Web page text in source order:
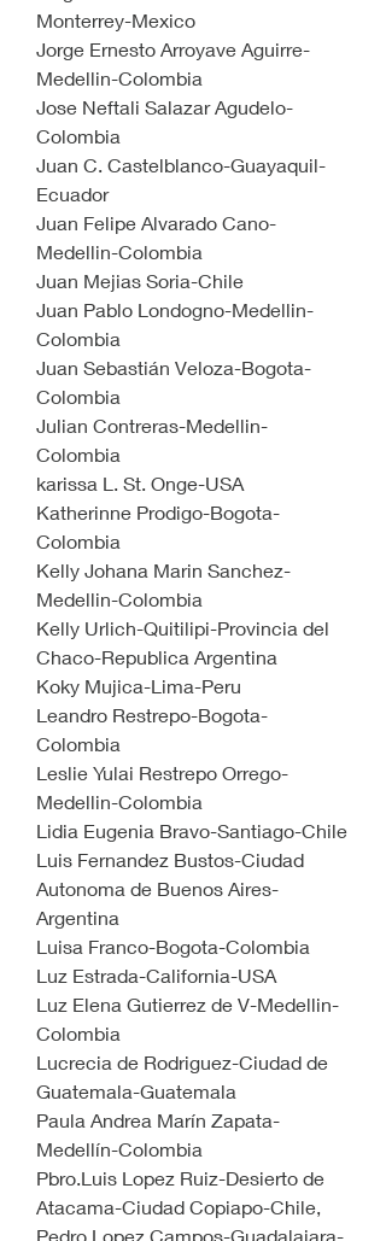
Monterrey-Mexico
Jorge Ernesto Arroyave Aguirre-
Medellin-Colombia
Jose Neftali Salazar Agudelo-
Colombia
Juan C. Castelblanco-Guayaquil-
Ecuador
Juan Felipe Alvarado Cano-
Medellin-Colombia
Juan Mejias Soria-Chile
Juan Pablo Londogno-Medellin-
Colombia
Juan Sebastián Veloza-Bogota-
Colombia
Julian Contreras-Medellin-
Colombia
karissa L. St. Onge-USA
Katherinne Prodigo-Bogota-
Colombia
Kelly Johana Marin Sanchez-
Medellin-Colombia
Kelly Urlich-Quitilipi-Provincia del
Chaco-Republica Argentina
Koky Mujica-Lima-Peru
Leandro Restrepo-Bogota-
Colombia
Leslie Yulai Restrepo Orrego-
Medellin-Colombia
Lidia Eugenia Bravo-Santiago-Chile
Luis Fernandez Bustos-Ciudad
Autonoma de Buenos Aires-
Argentina
Luisa Franco-Bogota-Colombia
Luz Estrada-California-USA
Luz Elena Gutierrez de V-Medellin-
Colombia
Lucrecia de Rodriguez-Ciudad de
Guatemala-Guatemala
Paula Andrea Marín Zapata-
Medellín-Colombia
Pbro.Luis Lopez Ruiz-Desierto de
Atacama-Ciudad Copiapo-Chile,
Pedro Lopez Campos-Guadalajara-